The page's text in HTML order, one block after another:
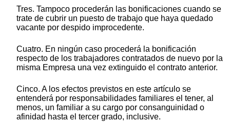
Tres. Tampoco procederán las bonificaciones cuando se
trate de cubrir un puesto de trabajo que haya quedado
vacante por despido improcedente.
Cuatro. En ningún caso procederá la bonificación
respecto de los trabajadores contratados de nuevo por la
misma Empresa una vez extinguido el contrato anterior.
Cinco. A los efectos previstos en este artículo se
entenderá por responsabilidades familiares el tener, al
menos, un familiar a su cargo por consanguinidad o
afinidad hasta el tercer grado, inclusive.